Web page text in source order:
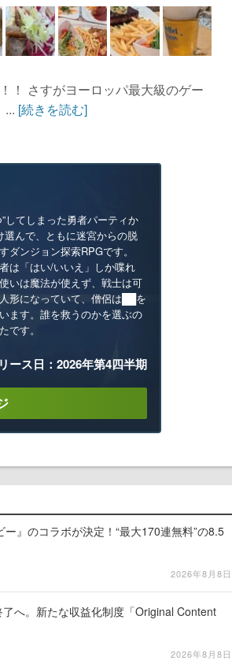
！ さすがヨーロッパ最大級のゲー
... [続きを読む]
”してしまった勇者パーティか
選んで、ともに迷宮からの脱
ダンジョン探索RPGです。
は「はい/いいえ」しか喋れ
いは魔法が使えず、戦士は可
形になっていて、僧侶は██を
ます。誰を救うのかを選ぶの
です。
ース日：2026年第4四半期
』のコラボが決定！“最大170連無料”の8.5
2026年8月8日
へ。新たな収益化制度「Original Content
2026年8月8日